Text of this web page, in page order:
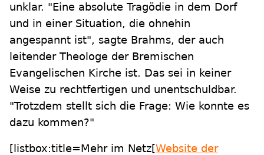
unklar. "Eine absolute Tragödie in dem Dorf
und in einer Situation, die ohnehin
angespannt ist", sagte Brahms, der auch
leitender Theologe der Bremischen
Evangelischen Kirche ist. Das sei in keiner
Weise zu rechtfertigen und unentschuldbar.
"Trotzdem stellt sich die Frage: Wie konnte es
dazu kommen?"
[listbox:title=Mehr im Netz[Website der